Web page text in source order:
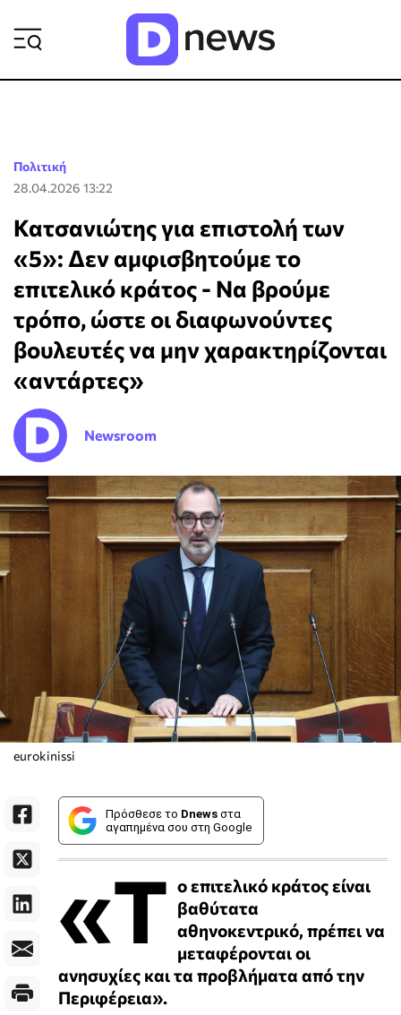
Πολιτική
28.04.2026 13:22
Κατσανιώτης για επιστολή των
«5»: Δεν αμφισβητούμε το
επιτελικό κράτος - Να βρούμε
τρόπο, ώστε οι διαφωνούντες
βουλευτές να μην χαρακτηρίζονται
«αντάρτες»
Newsroom
eurokinissi
Πρόσθεσε το Dnews στα
αγαπημένα σου στη Google
«Τ ο επιτελικό κράτος είναι
βαθύτατα
αθηνοκεντρικό, πρέπει να
μεταφέρονται οι
ανησυχίες και τα προβλήματα από την
Περιφέρεια».